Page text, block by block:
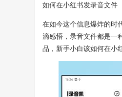
如何在小红书发录音文件
在如今这个信息爆炸的时
滴感悟，录音文件都是一
品，新手小白该如何在小